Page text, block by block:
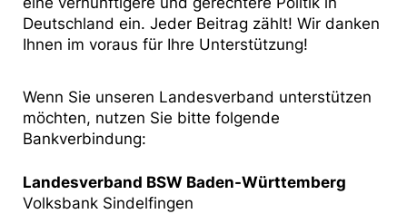
Deutschland ein. Jeder Beitrag zählt! Wir danken
Ihnen im voraus für Ihre Unterstützung!
Wenn Sie unseren Landesverband unterstützen
möchten, nutzen Sie bitte folgende
Bankverbindung:
Landesverband BSW Baden-Württemberg
Volksbank Sindelfingen